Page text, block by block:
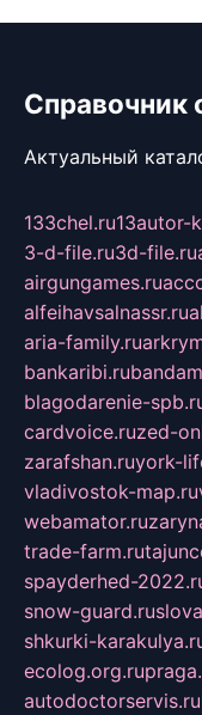
Справочник
Актуальный
133chel.ru13autor-
3-d-file.ru3d-file.ru
airgungames.ru
alfeihavsalnassr.ru
aria-family.ru
bankaribi.ru
blagodarenie-
cardvoice.ruzed-
zarafshan.ruyork-
vladivostok-map.ru
webamator.ru
trade-farm.ru
spayderhed-
snow-guard.ru
shkurki-
ecolog.org.ru
autodoctorservis.ru